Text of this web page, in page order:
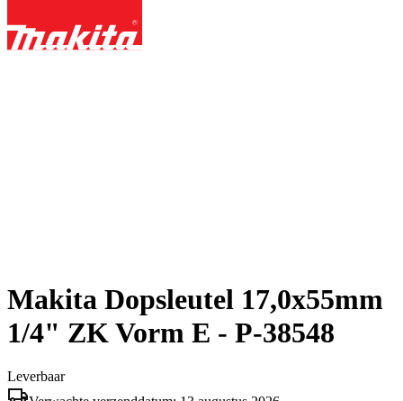
Makita Dopsleutel 17,0x55mm
1/4" ZK Vorm E - P-38548
Leverbaar